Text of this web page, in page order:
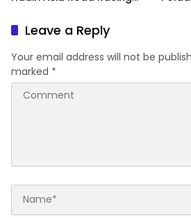
Sirkuit Mandalika
Leave a Reply
Your email address will not be
marked *